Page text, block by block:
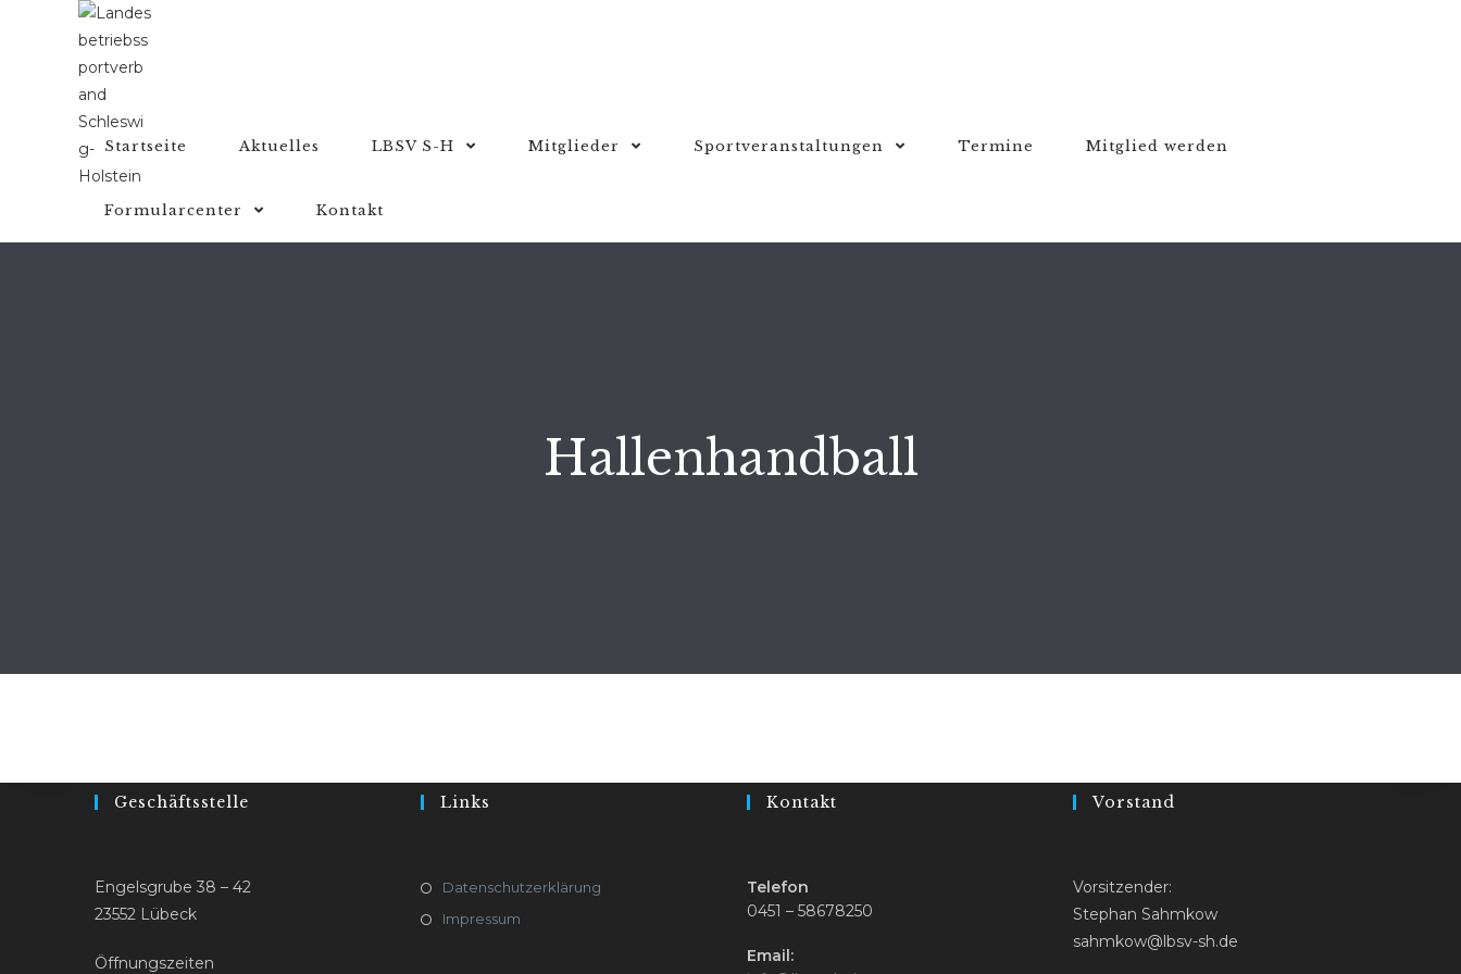
Startseite Aktuelles LBSV S-H Mitglieder Sportveranstaltungen Termine Mitglied werden
Formularcenter Kontakt
Hallenhandball
Geschäftsstelle
Engelsgrube 38 – 42
23552 Lübeck
Öffnungszeiten
Links
Datenschutzerklärung
Impressum
Kontakt
Telefon
0451 – 58678250
Email:
Vorstand
Vorsitzender:
Stephan Sahmkow
sahmkow@lbsv-sh.de